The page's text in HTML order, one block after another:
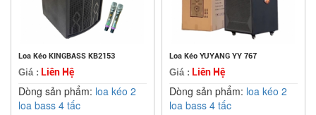
Loa Kéo KINGBASS KB2153
Giá : Liên Hệ
Dòng sản phẩm: loa kéo 2
loa bass 4 tấc
Loa Kéo YUYANG YY 767
Giá : Liên Hệ
Dòng sản phẩm: loa kéo 2
loa bass 4 tấc